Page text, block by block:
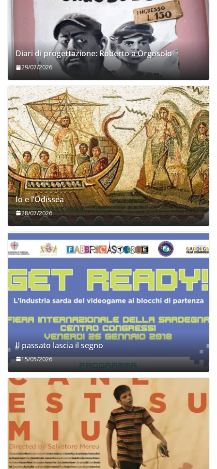
Diari di progettazione: Roberto a Orgosolo
29/07/2026
Io e l’Odissea
28/07/2026
Il passato lascia il segno
15/05/2026